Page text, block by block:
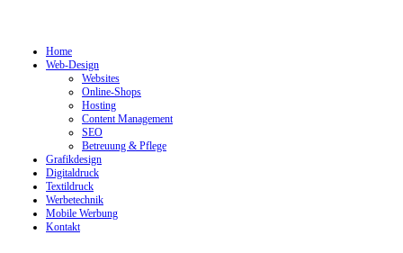
Home
Web-Design
Websites
Online-Shops
Hosting
Content Management
SEO
Betreuung & Pflege
Grafikdesign
Digitaldruck
Textildruck
Werbetechnik
Mobile Werbung
Kontakt